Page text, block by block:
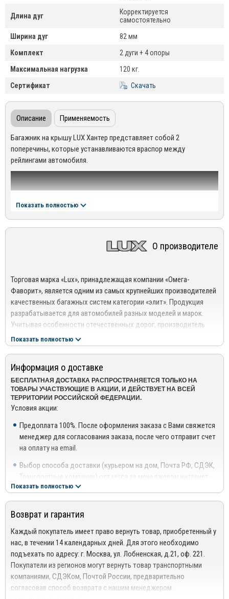
Длина дуг
Корректируется
самостоятельно
Ширина дуг
82 мм
Комплект
2 дуги + 4 опоры
Максимальная нагрузка
120 кг.
Сертификат
Скачать
Описание Применяемость
Багажник на крышу LUX Хантер представляет собой 2
поперечины, которые устанавливаются враспор между
рейлингами автомобиля.
Показать полностью
О производителе
Торговая марка «Lux», принадлежащая компании «Омега-
Фаворит», является одним из самых крупнейших производителей
качественных багажных систем категории «элит». Продукция
разрабатывается для автомобилей разных моделей и марок.
Учитывая особенности отечественных дорог, производитель
выпускает автомобильные багажники Lux, которые идеально
адаптированы к сложным условиям эксплуатации.
Также стоит сказать о том, что вся продукция торговой марки
создается с учетом международных стандартов качества.
Поэтому универсальные багажники обладают достаточной
прочностью, грузоподъемностью, продолжительным сроком
эксплуатации, независимо от интенсивности использования.
История становления компании «Lux»
В 2009 году производственная группа «Омега-Фаворит» занялась
выпуском багажных систем Lux, ориентированных
преимущественно на автомобили зарубежного производства.
Для реализации поставленных целей компания к процессу
проектирования и производства подключила зарубежные
конструктивные решения. Результатом кропотливой работы
инженеров предприятия стала разработка универсального упора,
конструкция которого была адаптирована не только к гладкой
крыше автомобиля, но также к рейлингам.
В период с 2010 по 2011 гг. автомобильные багажники Lux
получили признание и чрезвычайную популярность у
автолюбителей по всей территории России. Уже в 2012 году об
универсальных багажных системах узнали потребители в странах
Показать полностью
Информация о доставке
БЕСПЛАТНАЯ ДОСТАВКА РАСПРОСТРАНЯЕТСЯ ТОЛЬКО НА
ТОВАРЫ УЧАСТВУЮЩИЕ В АКЦИИ, И ДЕЙСТВУЕТ НА ВСЕЙ
ТЕРРИТОРИИ РОССИЙСКОЙ ФЕДЕРАЦИИ.
Условия акции:
Предоплата 100%. После оформления заказа с Вами свяжется
менеджер для согласования заказа, после чего отправит счет
на оплату на email.
Выбор способа доставки (курьером на дом, Почта РФ, СДЭК,
Транспортные компании) остается за менеджером интернет-
магазина.
Для уточнения наличия товара на складе, Вы можете оформить
заказ, либо связаться с нашим менеджером по телефонам +7
(495) 162-90-92, +7 (800) 250-01-76, либо по email:
Показать полностью
Возврат и гарантия
Каждый покупатель имеет право вернуть товар, приобретенный у
нас, в течении 14 календарных дней. Для этого необходимо
подъехать по адресу: г. Москва, ул. Лобненская, д.21, оф. 221.
Покупатели из регионов могут вернуть товар транспортными
компаниями, СДЭКом, Почтой России, предварительно
согласовав способ возврата с нашим менеджером.